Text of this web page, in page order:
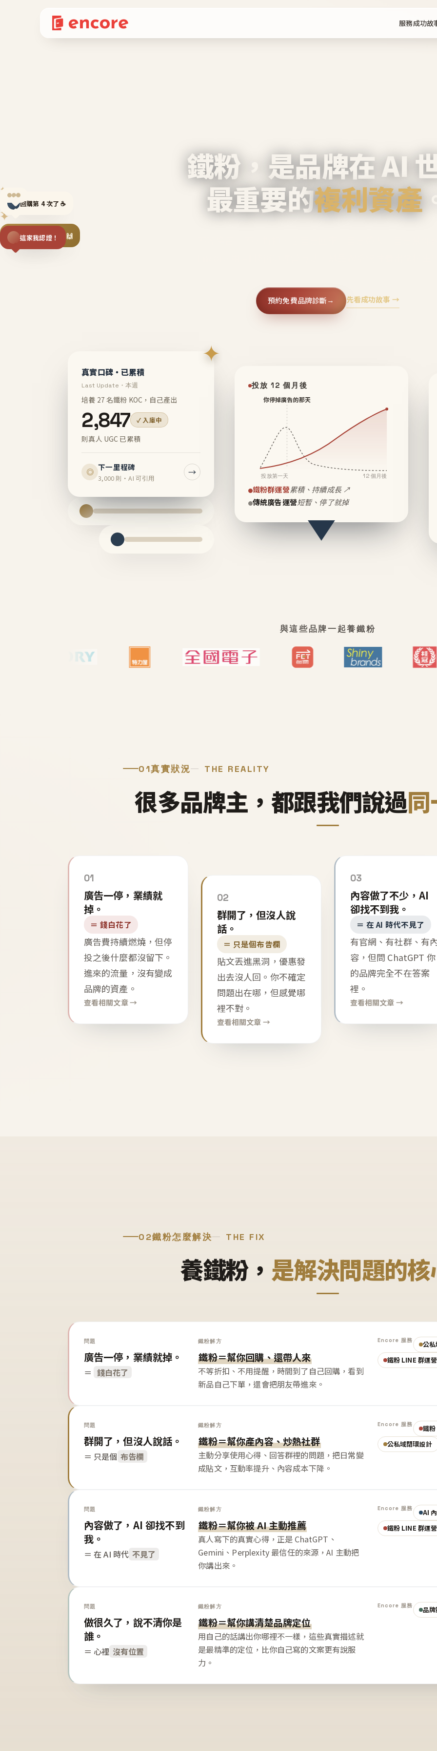
服務成功故
✦
✦
✦
回購第 4 次了 ☕
揪同事一起團購 🙌
這家我認證！
鐵粉，是品牌在 AI
最重要的複利資產
預約免費品牌診斷→ 先看成功故事 →
✦
真實口碑・已累積
Last Update・本週
培養 27 名鐵粉 KOC，自己產出
2,847 ✓ 入庫中
則真人 UGC 已累積
◎ 下一里程碑
3,000 則・AI 可引用
→
投放 12 個月後
你停掉廣告的那天
投放第一天 12 個月後
鐵粉群運營累積、持續成長 ↗
傳統廣告運營短暫、停了就掉
與這些品牌一起養鐵粉
01真實狀況 THE REALITY
很多品牌主，都跟我們說過同
01
廣告一停，業績就
掉。
＝ 錢白花了
廣告費持續燃燒，但停
投之後什麼都沒留下。
進來的流量，沒有變成
品牌的資產。
查看相關文章 →
02
群開了，但沒人說
話。
＝ 只是個布告欄
貼文丟進黑洞，優惠發
出去沒人回。你不確定
問題出在哪，但感覺哪
裡不對。
查看相關文章 →
03
內容做了不少，AI
卻找不到我。
＝ 在 AI 時代不見了
有官網、有社群、有
容，但問 ChatGPT 你
的品牌完全不在答案
裡。
查看相關文章 →
02鐵粉怎麼解決 THE FIX
養鐵粉， 是解決問題的
問題
廣告一停，業績就掉。
＝ 錢白花了
鐵粉解方
鐵粉＝幫你回購、還帶人來
不等折扣、不用提醒，時間到了自己回購，看到
新品自己下單，還會把朋友帶進來。
Encore 服務
公
鐵粉 LINE 群運營
問題
群開了，但沒人說話。
＝ 只是個 布告欄
鐵粉解方
鐵粉＝幫你產內容、炒熱社群
主動分享使用心得、回答群裡的問題，把日常變
成貼文，互動率提升、內容成本下降。
Encore 服務
鐵
公私域閉環設計
問題
內容做了，AI 卻找不到
我。
＝ 在 AI 時代 不見了
鐵粉解方
鐵粉＝幫你被 AI 主動推薦
真人寫下的真實心得，正是 ChatGPT、
Gemini、Perplexity 最信任的來源，AI 主動把
你講出來。
Encore 服務
AI
鐵粉 LINE 群運營
問題
做很久了，說不清你是
誰。
＝ 心裡 沒有位置
鐵粉解方
鐵粉＝幫你講清楚品牌定位
用自己的話講出你哪裡不一樣，這些真實描述就
是最精準的定位，比你自己寫的文案更有說服
力。
Encore 服務 品